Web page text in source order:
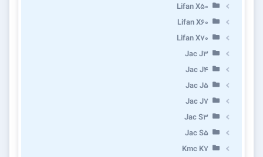
Lifan X50
Lifan X60
Lifan X70
Jac J3
Jac J4
Jac J5
Jac J7
Jac S3
Jac S5
Kmc K7